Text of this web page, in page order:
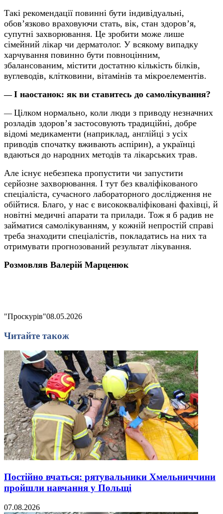
Такі рекомендації повинні бути індивідуальні,
обов’язково враховуючи стать, вік, стан здоров’я,
супутні захворювання. Це зробити може лише
сімейний лікар чи дерматолог. У всякому випадку
харчування повинно бути повноцінним,
збалансованим, містити достатню кількість білків,
вуглеводів, клітковини, вітамінів та мікроелементів.
—І наостанок: як ви ставитесь до самолікування?
— Цілком нормально, коли люди з приводу незначних
розладів здоров’я застосовують традиційні, добре
відомі медикаменти (наприклад, англійці з усіх
приводів спочатку вживають аспірин), а українці
вдаються до народних методів та лікарських трав.
Але існує небезпека пропустити чи запустити
серйозне захворювання. І тут без кваліфікованого
спеціаліста, сучасного лабораторного дослідження не
обійтися. Благо, у нас є висококваліфіковані фахівці, й
новітні медичні апарати та прилади. Тож я б радив не
займатися самолікуванням, у кожній непростій справі
треба знаходити спеціалістів, покладатись на них та
отримувати прогнозований результат лікування.
Розмовляв Валерій Марценюк
"Проскурів"08.05.2026
Читайте також
Постійно вчаться: рятувальники Хмельниччини
пройшли навчання у Польщі
07.08.2026